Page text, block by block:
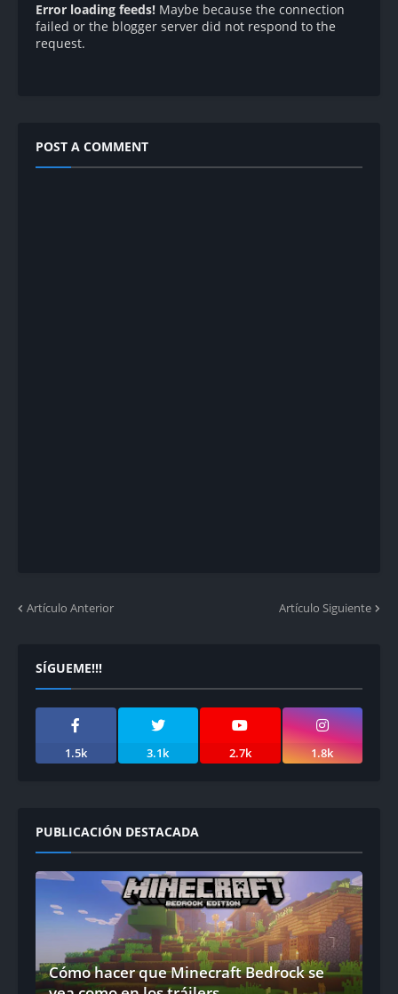
Error loading feeds! Maybe because the connection
failed or the blogger server did not respond to the
request.
POST A COMMENT
Artículo Anterior Artículo Siguiente
SÍGUEME!!!
1.5k 3.1k 2.7k 1.8k
PUBLICACIÓN DESTACADA
Cómo hacer que Minecraft Bedrock se